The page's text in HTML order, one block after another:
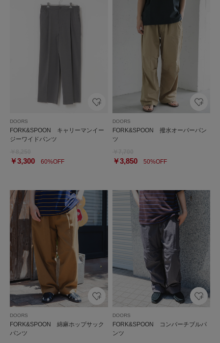
DOORS
FORK&SPOON キャリーマンイー
ジーワイドパンツ
￥3,300 60%OFF
DOORS
FORK&SPOON 撥水オーバーパン
ツ
￥3,85050%OFF
DOORS
FORK&SPOON 綿麻ホップサック
パンツ
DOORS
FORK&SPOON コンバーチブルパ
ンツ